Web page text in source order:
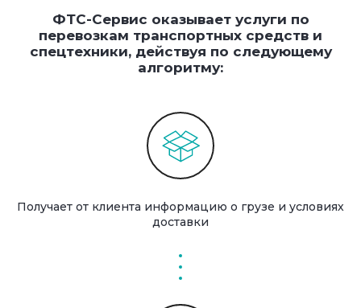
ФТС-Сервис оказывает услуги по
перевозкам транспортных средств и
спецтехники, действуя по следующему
алгоритму:
Получает от клиента информацию о грузе и условиях
доставки